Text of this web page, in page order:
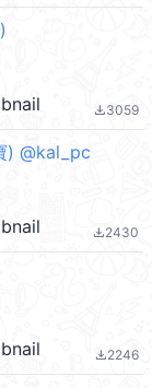
file_download3059
) @kal_pc
file_download2430
file_download2246